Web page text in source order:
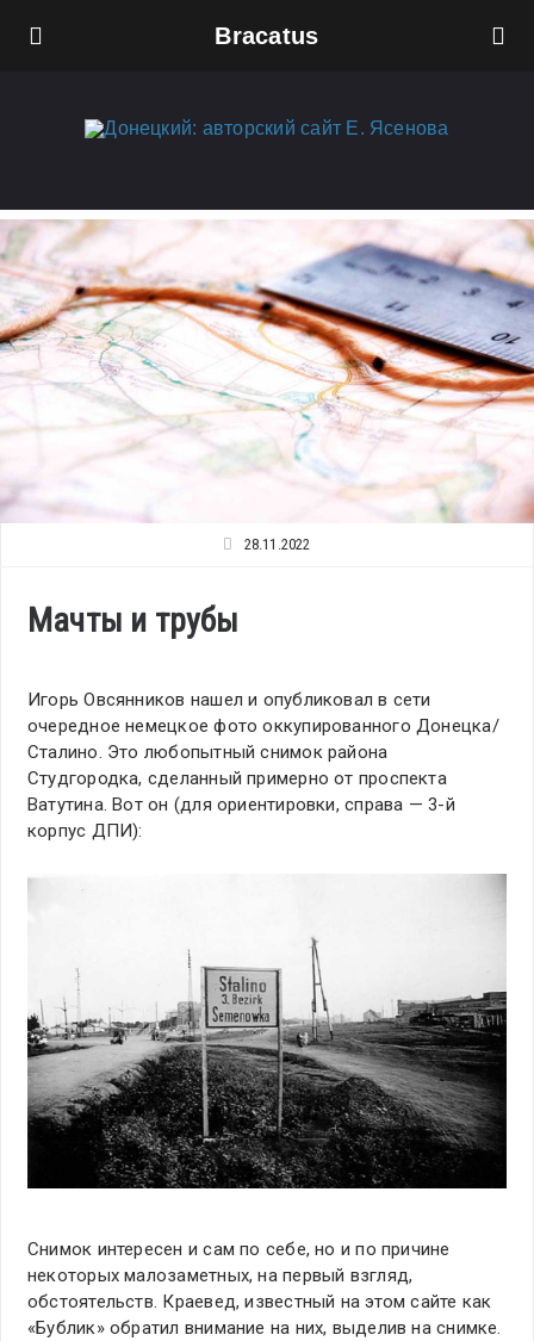
Bracatus
28.11.2022
Мачты и трубы
Игорь Овсянников нашел и опубликовал в сети
очередное немецкое фото оккупированного Донецка/
Сталино. Это любопытный снимок района
Студгородка, сделанный примерно от проспекта
Ватутина. Вот он (для ориентировки, справа — 3-й
корпус ДПИ):
Снимок интересен и сам по себе, но и по причине
некоторых малозаметных, на первый взгляд,
обстоятельств. Краевед, известный на этом сайте как
«Бублик» обратил внимание на них, выделив на снимке.